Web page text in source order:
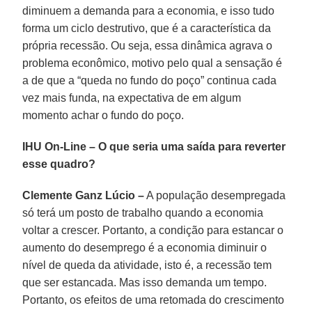
diminuem a demanda para a economia, e isso tudo
forma um ciclo destrutivo, que é a característica da
própria recessão. Ou seja, essa dinâmica agrava o
problema econômico, motivo pelo qual a sensação é
a de que a “queda no fundo do poço” continua cada
vez mais funda, na expectativa de em algum
momento achar o fundo do poço.
IHU On-Line – O que seria uma saída para reverter
esse quadro?
Clemente Ganz Lúcio –A população desempregada
só terá um posto de trabalho quando a economia
voltar a crescer. Portanto, a condição para estancar o
aumento do desemprego é a economia diminuir o
nível de queda da atividade, isto é, a recessão tem
que ser estancada. Mas isso demanda um tempo.
Portanto, os efeitos de uma retomada do crescimento